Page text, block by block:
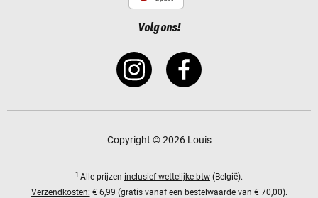
Volg ons!
Copyright © 2026 Louis
1 Alle prijzen inclusief wettelijke btw (België).
Verzendkosten: € 6,99 (gratis vanaf een bestelwaarde van € 70,00).